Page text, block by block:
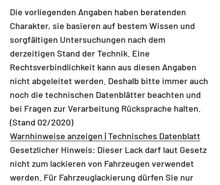
Die vorliegenden Angaben haben beratenden
Charakter, sie basieren auf bestem Wissen und
sorgfältigen Untersuchungen nach dem
derzeitigen Stand der Technik. Eine
Rechtsverbindlichkeit kann aus diesen Angaben
nicht abgeleitet werden. Deshalb bitte immer auch
noch die technischen Datenblätter beachten und
bei Fragen zur Verarbeitung Rücksprache halten.
(Stand 02/2020)
Warnhinweise anzeigen | Technisches Datenblatt
Gesetzlicher Hinweis: Dieser Lack darf laut Gesetz
nicht zum lackieren von Fahrzeugen verwendet
werden. Für Fahrzeuglackierung dürfen Sie nur